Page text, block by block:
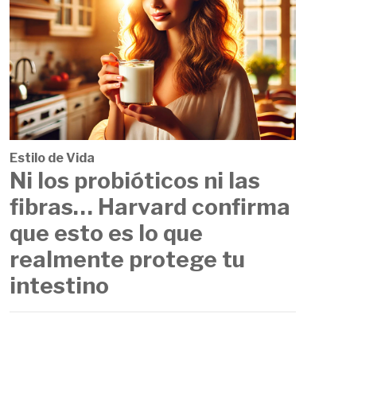
Estilo de Vida
Ni los probióticos ni las
fibras… Harvard confirma
que esto es lo que
realmente protege tu
intestino